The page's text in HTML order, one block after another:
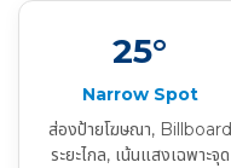
25°
Narrow Spot
ส่องป้ายโฆษณา, Billboard
ระยะไกล, เน้นแสงเฉพาะจุด